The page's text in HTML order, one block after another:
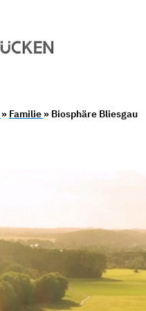
» Familie » Biosphäre Bliesgau